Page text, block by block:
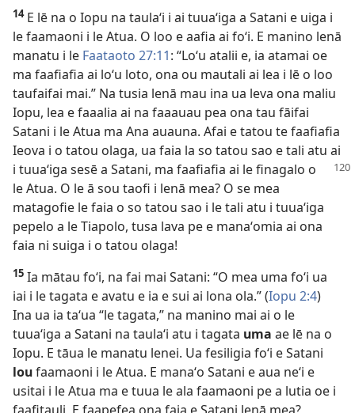
14E lē na o Iopu na taulaʻi i ai tuuaʻiga a Satani e uiga i
le faamaoni i le Atua. O loo e aafia ai foʻi. E manino lenā
manatu i le Faataoto 27:11: “Loʻu atalii e, ia atamai oe
ma faafiafia ai loʻu loto, ona ou mautali ai lea i lē o loo
taufaifai mai.” Na tusia lenā mau ina ua leva ona maliu
Iopu, lea e faaalia ai na faaauau pea ona tau fāifai
Satani i le Atua ma Ana auauna. Afai e tatou te faafiafia
Ieova i o tatou olaga, ua faia la so tatou sao e tali atu ai
i tuuaʻiga sesē a Satani, ma faafiafia ai le finagalo o
le Atua. O le ā sou taofi i lenā mea? O se mea
matagofie le faia o so tatou sao i le tali atu i tuuaʻiga
pepelo a le Tiapolo, tusa lava pe e manaʻomia ai ona
faia ni suiga i o tatou olaga!
15 Ia mātau foʻi, na fai mai Satani: “O mea uma foʻi ua
iai i le tagata e avatu e ia e sui ai lona ola.” (Iopu 2:4)
Ina ua ia taʻua “le tagata,” na manino mai ai o le
tuuaʻiga a Satani na taulaʻi atu i tagata uma ae lē na o
Iopu. E tāua le manatu lenei. Ua fesiligia foʻi e Satani
loufaamaoni i le Atua. E manaʻo Satani e aua neʻi e
usitai i le Atua ma e tuua le ala faamaoni pe a lutia oe i